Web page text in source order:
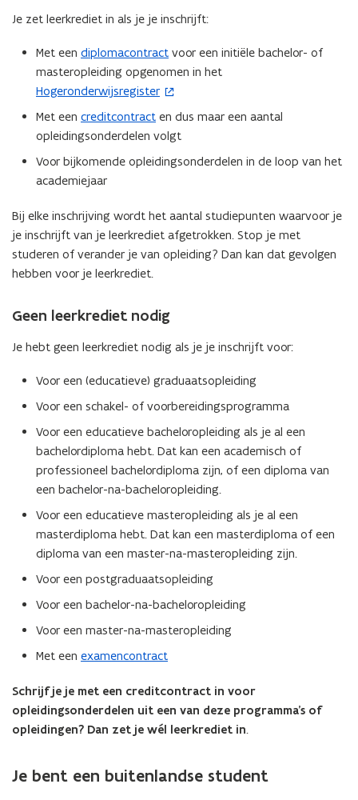
Je zet leerkrediet in als je je inschrijft:
Met een diplomacontract voor een initiële bachelor- of
masteropleiding opgenomen in het
Hogeronderwijsregister
(
o
p
n
t
w
v
n
s
e
r
)
Met een creditcontract en dus maar een aantal
opleidingsonderdelen volgt
Voor bijkomende opleidingsonderdelen in de loop van het
academiejaar
Bij elke inschrijving wordt het aantal studiepunten waarvoor je
je inschrijft van je leerkrediet afgetrokken. Stop je met
studeren of verander je van opleiding? Dan kan dat gevolgen
hebben voor je leerkrediet.
Geen leerkrediet nodig
Je hebt geen leerkrediet nodig als je je inschrijft voor:
Voor een (educatieve) graduaatsopleiding
Voor een schakel- of voorbereidingsprogramma
Voor een educatieve bacheloropleiding als je al een
bachelordiploma hebt. Dat kan een academisch of
professioneel bachelordiploma zijn, of een diploma van
een bachelor-na-bacheloropleiding.
Voor een educatieve masteropleiding als je al een
masterdiploma hebt. Dat kan een masterdiploma of een
diploma van een master-na-masteropleiding zijn.
Voor een postgraduaatsopleiding
Voor een bachelor-na-bacheloropleiding
Voor een master-na-masteropleiding
Met een examencontract
Schrijf je je met een creditcontract in voor
opleidingsonderdelen uit een van deze programma’s of
opleidingen? Dan zet je wél leerkrediet in.
Je bent een buitenlandse student